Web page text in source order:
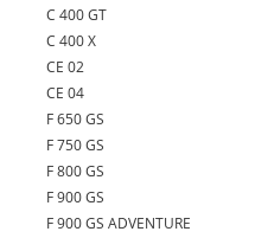
C 400 GT
C 400 X
CE 02
CE 04
F 650 GS
F 750 GS
F 800 GS
F 900 GS
F 900 GS ADVENTURE